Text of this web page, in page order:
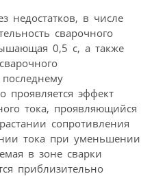
недостатков, в числе
сварочного
0,5 с, а также
проявляется эффект
тока, проявляющийся
сопротивления
тока при уменьшении
в зоне сварки
приблизительно